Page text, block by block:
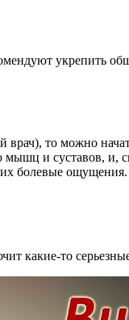
укрепить
то можно
и суставов, и,
болевые
какие-то